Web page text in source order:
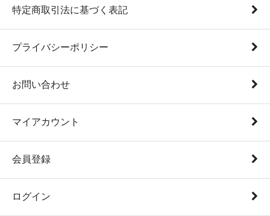
特定商取引法に基づく表記
プライバシーポリシー
お問い合わせ
マイアカウント
会員登録
ログイン